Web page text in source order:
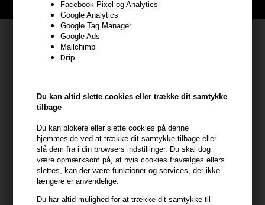
Facebook Pixel og Analytics
Google Analytics
Google Tag Manager
Google Ads
Mailchimp
Drip
Du kan altid slette cookies eller trække dit samtykke
tilbage
Du kan blokere eller slette cookies på denne
hjemmeside ved at trække dit samtykke tilbage eller
slå dem fra i din browsers indstillinger. Du skal dog
være opmærksom på, at hvis cookies fravælges ellers
slettes, kan der være funktioner og services, der ikke
længere er anvendelige.
Du har altid mulighed for at trække dit samtykke til
Kundeservice
7800 Skive
CVR: 44874253
Tlf. 23839799 (hverdage 9-14)
Modtag tilbud mm